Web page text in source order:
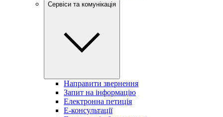
Сервіси та комунікація
Направити звернення
Запит на інформацію
Електронна петиція
Е-консультації